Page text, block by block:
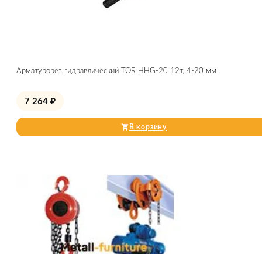
Арматурорез гидравлический TOR HHG-20 12т, 4-20 мм
7 264 ₽
В корзину